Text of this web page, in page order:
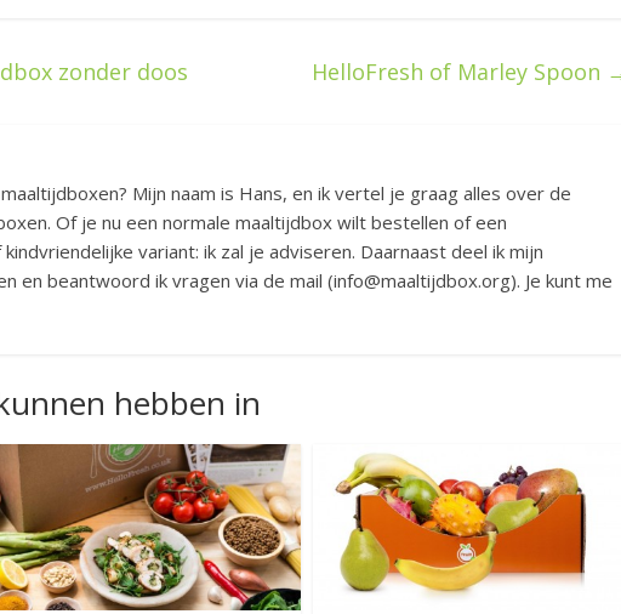
zonder doos HelloFresh of Marley Spoon
Mijn naam is Hans, en ik vertel je graag alles over de
Of je nu een normale maaltijdbox wilt bestellen of een
variant: ik zal je adviseren. Daarnaast deel ik mijn
en beantwoord ik vragen via de mail (info@maaltijdbox.org). Je kunt me
hebben in